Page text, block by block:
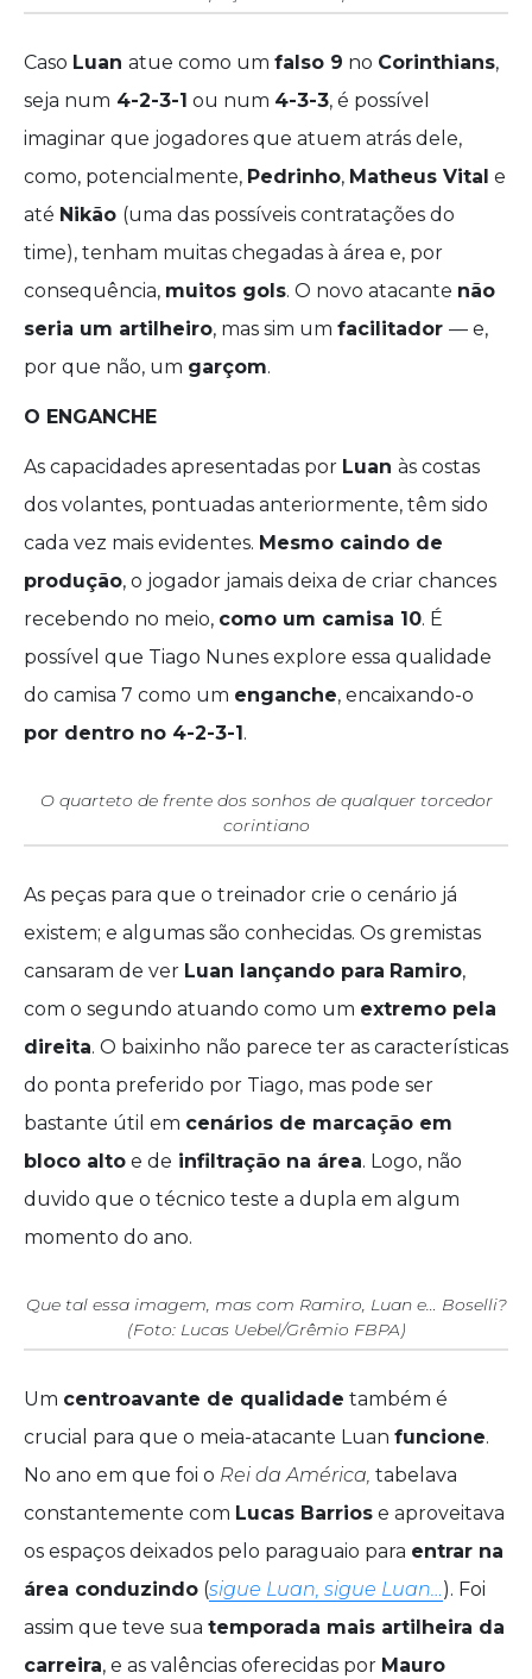
Caso Luan atue como um falso 9 no Corinthians,
seja num 4-2-3-1 ou num 4-3-3, é possível
imaginar que jogadores que atuem atrás dele,
como, potencialmente, Pedrinho, Matheus Vital e
até Nikão (uma das possíveis contratações do
time), tenham muitas chegadas à área e, por
consequência, muitos gols. O novo atacante não
seria um artilheiro, mas sim um facilitador — e,
por que não, um garçom.
O ENGANCHE
As capacidades apresentadas por Luan às costas
dos volantes, pontuadas anteriormente, têm sido
cada vez mais evidentes. Mesmo caindo de
produção, o jogador jamais deixa de criar chances
recebendo no meio, como um camisa 10. É
possível que Tiago Nunes explore essa qualidade
do camisa 7 como um enganche, encaixando-o
por dentro no 4-2-3-1 .
O quarteto de frente dos sonhos de qualquer torcedor
corintiano
As peças para que o treinador crie o cenário já
existem; e algumas são conhecidas. Os gremistas
cansaram de ver Luan lançando para Ramiro,
com o segundo atuando como um extremo pela
direita. O baixinho não parece ter as características
do ponta preferido por Tiago, mas pode ser
bastante útil em cenários de marcação em
bloco alto e de infiltração na área. Logo, não
duvido que o técnico teste a dupla em algum
momento do ano.
Que tal essa imagem, mas com Ramiro, Luan e… Boselli?
(Foto: Lucas Uebel/Grêmio FBPA)
Um centroavante de qualidade também é
crucial para que o meia-atacante Luan funcione.
No ano em que foi o Rei da América, tabelava
constantemente com Lucas Barrios e aproveitava
os espaços deixados pelo paraguaio para entrar na
área conduzindo (sigue Luan, sigue Luan…). Foi
assim que teve sua temporada mais artilheira da
carreira, e as valências oferecidas por Mauro